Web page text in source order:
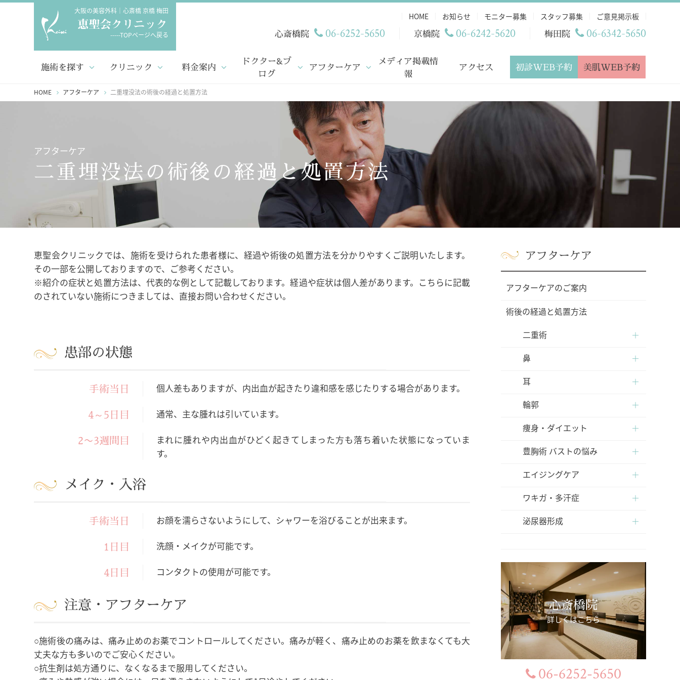
大阪の美容外科｜心斎橋 京橋 梅田
-----TOPページへ戻る
HOME お知らせ モニター募集 スタッフ募集 ご意見掲示板
梅田院 06-6342-5650
京橋院 06-6242-5620
心斎橋院 06-6252-5650
施術を探す クリニック 料金案内
ドクター&ブ
ログ
アフターケア
メディア掲載情
報
アクセス 初診WEB予約 美肌WEB予約
HOME アフターケア 二重埋没法の術後の経過と処置方法
アフターケア
二重埋没法の術後の経過と処置方法
恵聖会クリニックでは、施術を受けられた患者様に、経過や術後の処置方法を分かりやすくご説明いたします。
その一部を公開しておりますので、ご参考ください。
※紹介の症状と処置方法は、代表的な例として記載しております。経過や症状は個人差があります。こちらに記載
のされていない施術につきましては、直接お問い合わせください。
患部の状態
手術当日 個人差もありますが、内出血が起きたり違和感を感じたりする場合があります。
4～5日目 通常、主な腫れは引いています。
2〜3週間目
まれに腫れや内出血がひどく起きてしまった方も落ち着いた状態になっていま
す。
メイク・入浴
手術当日 お顔を濡らさないようにして、シャワーを浴びることが出来ます。
1日目 洗顔・メイクが可能です。
4日目 コンタクトの使用が可能です。
注意・アフターケア
○施術後の痛みは、痛み止めのお薬でコントロールしてください。痛みが軽く、痛み止めのお薬を飲まなくても大
丈夫な方も多いのでご安心ください。
○抗生剤は処方通りに、なくなるまで服用してください。
アフターケア
アフターケアのご案内
術後の経過と処置方法
二重術
鼻
耳
輪郭
痩身・ダイエット
豊胸術 バストの悩み
エイジングケア
ワキガ・多汗症
泌尿器形成
心斎橋院
詳しくはこちら
06-6252-5650